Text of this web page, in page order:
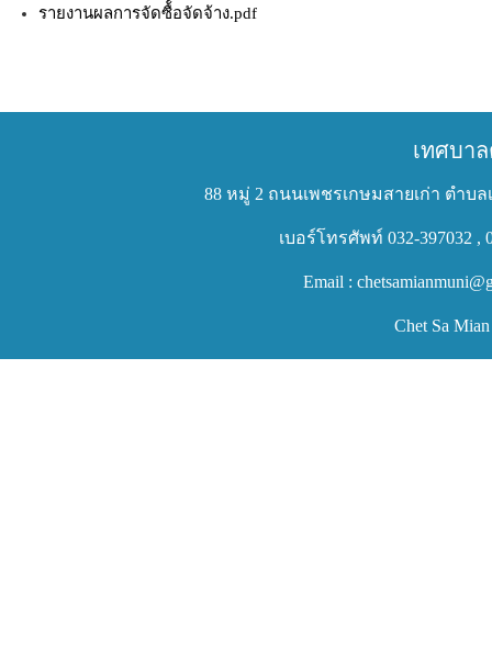
รายงานผลการจัดซื้้อจัดจ้าง.pdf
เทศบา
88 หมู่ 2 ถนนเพชรเกษมสายเก่า ตำบ
เบอร์โทรศัพท์ 032-397032 ,
Email :
Chet Sa